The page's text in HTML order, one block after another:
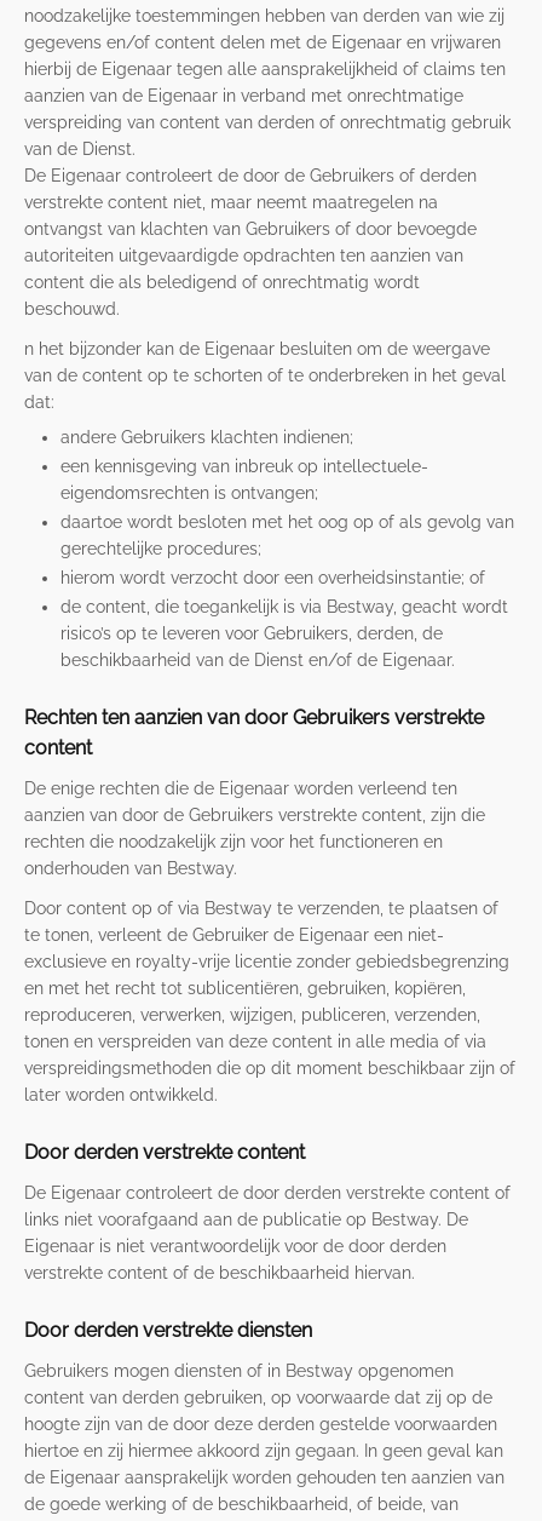
noodzakelijke toestemmingen hebben van derden van wie zij
gegevens en/of content delen met de Eigenaar en vrijwaren
hierbij de Eigenaar tegen alle aansprakelijkheid of claims ten
aanzien van de Eigenaar in verband met onrechtmatige
verspreiding van content van derden of onrechtmatig gebruik
van de Dienst.
De Eigenaar controleert de door de Gebruikers of derden
verstrekte content niet, maar neemt maatregelen na
ontvangst van klachten van Gebruikers of door bevoegde
autoriteiten uitgevaardigde opdrachten ten aanzien van
content die als beledigend of onrechtmatig wordt
beschouwd.
n het bijzonder kan de Eigenaar besluiten om de weergave
van de content op te schorten of te onderbreken in het geval
dat:
andere Gebruikers klachten indienen;
een kennisgeving van inbreuk op intellectuele-
eigendomsrechten is ontvangen;
daartoe wordt besloten met het oog op of als gevolg van
gerechtelijke procedures;
hierom wordt verzocht door een overheidsinstantie; of
de content, die toegankelijk is via Bestway, geacht wordt
risico’s op te leveren voor Gebruikers, derden, de
beschikbaarheid van de Dienst en/of de Eigenaar.
Rechten ten aanzien van door Gebruikers verstrekte
content
De enige rechten die de Eigenaar worden verleend ten
aanzien van door de Gebruikers verstrekte content, zijn die
rechten die noodzakelijk zijn voor het functioneren en
onderhouden van Bestway.
Door content op of via Bestway te verzenden, te plaatsen of
te tonen, verleent de Gebruiker de Eigenaar een niet-
exclusieve en royalty-vrije licentie zonder gebiedsbegrenzing
en met het recht tot sublicentiëren, gebruiken, kopiëren,
reproduceren, verwerken, wijzigen, publiceren, verzenden,
tonen en verspreiden van deze content in alle media of via
verspreidingsmethoden die op dit moment beschikbaar zijn of
later worden ontwikkeld.
Door derden verstrekte content
De Eigenaar controleert de door derden verstrekte content of
links niet voorafgaand aan de publicatie op Bestway. De
Eigenaar is niet verantwoordelijk voor de door derden
verstrekte content of de beschikbaarheid hiervan.
Door derden verstrekte diensten
Gebruikers mogen diensten of in Bestway opgenomen
content van derden gebruiken, op voorwaarde dat zij op de
hoogte zijn van de door deze derden gestelde voorwaarden
hiertoe en zij hiermee akkoord zijn gegaan. In geen geval kan
de Eigenaar aansprakelijk worden gehouden ten aanzien van
de goede werking of de beschikbaarheid, of beide, van